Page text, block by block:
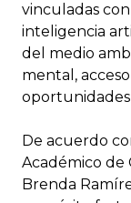
vinculadas
inteligencia
del medio
mental,
oportunidades
De acuerdo
Académico de
Brenda